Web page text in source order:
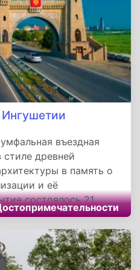
Ингушетии
въездная
стиле древней
в память о
и её
состоялось 21